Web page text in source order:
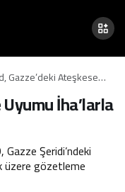
Gazze’deki Ateşkese
İha’larla Denetliyor
İha’larla
Şeridi’ndeki
üzere gözetleme
0